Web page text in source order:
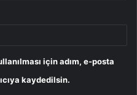
için adım, e-posta
kaydedilsin.